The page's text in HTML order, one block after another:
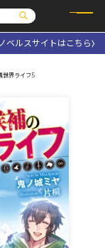
プ広報室
せはこちら
ノベルスサイトはこちら
世界ライフ5